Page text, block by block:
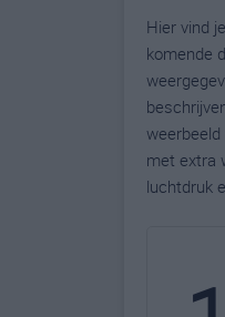
Hier vind
komende
met extra
luchtdruk